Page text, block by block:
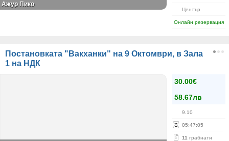
Център
Онлайн резервация
Ажур Пико
Постановката "Вакханки" на 9 Октомври, в Зала
1 на НДК
30.00€
58.67лв
9.10
05:47:05
11 грабнати